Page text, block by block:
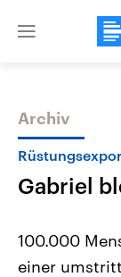
Close
Themen
Archiv
Gabriel
100.000
einer